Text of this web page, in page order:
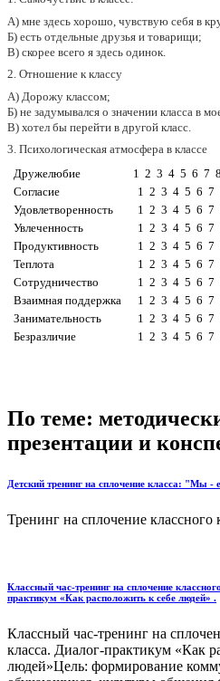
А) мне здесь хорошо, чувствую себя в
Б) есть отдельные друзья и товарищи;
В) скорее всего я здесь одинок.
2. Отношение к классу
А) Дорожу классом;
Б) не задумывался о значении класса в
В) хотел бы перейти в другой класс.
3. Психологическая атмосфера в классе
Дружелюбие
1 2 3 4 5 6 7 8
Согласие
1 2 3 4 5 6 7
Удовлетворенность
1 2 3 4 5 6 7
Увлеченность
1 2 3 4 5 6 7
Продуктивность
1 2 3 4 5 6 7
Теплота
1 2 3 4 5 6 7
Сотрудничество
1 2 3 4 5 6 7
Взаимная поддержка
1 2 3 4 5 6 7
Занимательность
1 2 3 4 5 6 7
Безразличие
1 2 3 4 5 6 7
По теме:
презентации и
Детский тренинг на сплочение класса: "Мы -
Тренинг на сплочение классного
Классный час-тренинг на сплочение
практикум «Как расположить к себе людей» .
Классный час-тренинг на
класса. Диалог-практикум «Как
людей»Цель: формирование